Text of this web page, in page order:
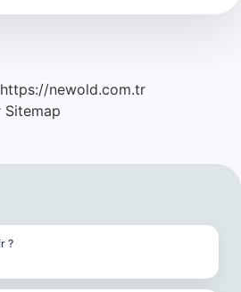
https://newold.com.tr
Sitemap
?